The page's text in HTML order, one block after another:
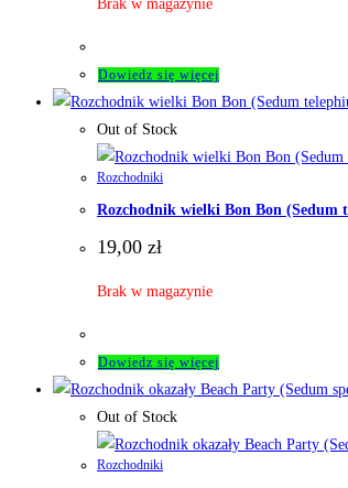
Brak w magazynie
Dowiedz się więcej
Out of Stock
Rozchodniki
Rozchodnik wielki Bon Bon (Sedum
19,00 zł
Brak w magazynie
Dowiedz się więcej
Out of Stock
Rozchodniki